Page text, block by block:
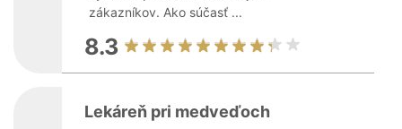
zákazníkov. Ako súčasť ...
8.3
Lekáreň pri medveďoch